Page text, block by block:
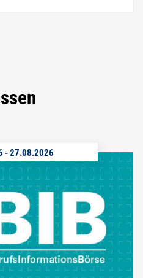
-27.08.2026